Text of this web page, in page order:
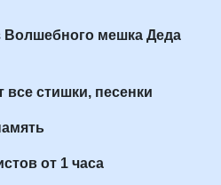
Волшебного мешка Деда
стишки, песенки
от 1 часа